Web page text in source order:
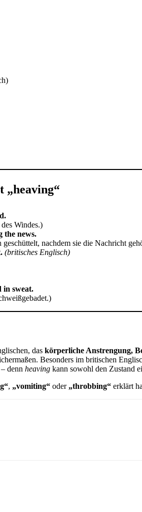
„heaving“
Windes.)
the news.
nachdem sie die Nachricht
(britisches Englisch)
in sweat.
das körperliche Anstrengung,
Besonders im britischen
denn heaving kann sowohl den Zustand
, „vomiting“ oder „throbbing“ erklärt